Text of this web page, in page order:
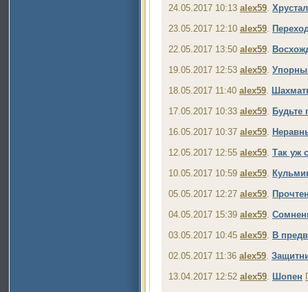
24.05.2017 10:13 alex59.
23.05.2017 12:10 alex59.
22.05.2017 13:50 alex59.
19.05.2017 12:53 alex59.
18.05.2017 11:40 alex59.
17.05.2017 10:33 alex59. Будьте
16.05.2017 10:37 alex59.
12.05.2017 12:55 alex59. Так уж
10.05.2017 10:59 alex59.
05.05.2017 12:27 alex59.
04.05.2017 15:39 alex59.
03.05.2017 10:45 alex59. В
02.05.2017 11:36 alex59.
13.04.2017 12:52 alex59. Шопен